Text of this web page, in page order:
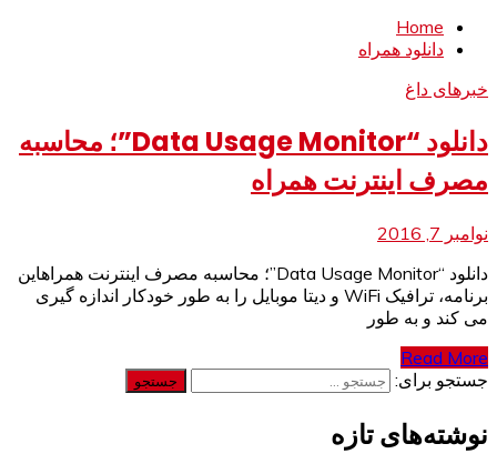
Home
دانلود همراه
خبرهای داغ
دانلود “Data Usage Monitor”؛ محاسبه
مصرف اینترنت همراه
نوامبر 7, 2016
دانلود “Data Usage Monitor”؛ محاسبه مصرف اینترنت همراهاین
برنامه، ترافیک WiFi و دیتا موبایل را به طور خودکار اندازه گیری
می کند و به طور
Read More
جستجو برای:
نوشته‌های تازه